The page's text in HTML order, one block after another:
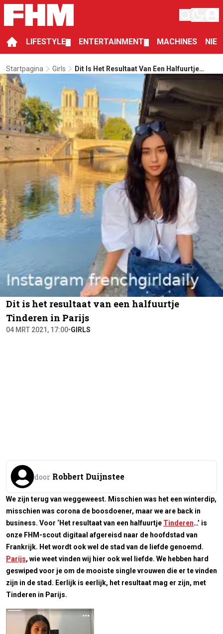
LIFESTYLE ENTERTAINMENT MACHINES
Startpagina Girls
Dit Is Het Resultaat Van Een Halfuurtje
Dit is het resultaat van een halfuurtje
Tinderen in Parijs
04 MRT 2021, 17:00•GIRLS
door Robbert Duijnstee
We zijn terug van weggeweest. Misschien was het een winterdip,
misschien was corona de boosdoener, maar we are back in
business. Voor ‘Het resultaat van een halfuurtje Tinderen…’ is
onze FHM-scout digitaal afgereisd naar de hoofdstad van
Frankrijk. Het wordt ook wel de stad van de liefde genoemd.
Parijs, wie weet vinden wij hier ook wel liefde. We hebben hard
geswiped voor je om de mooiste single vrouwen die er te vinden
zijn in de stad. Eerlijk is eerlijk, het resultaat mag er zijn, met
Tinderen in Parijs.